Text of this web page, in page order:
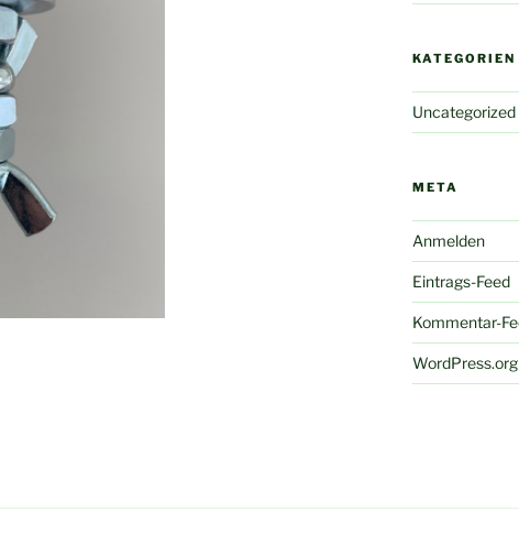
KATEGORIEN
Uncategorized
META
Anmelden
Eintrags-Feed
Kommentar-
WordPress.org